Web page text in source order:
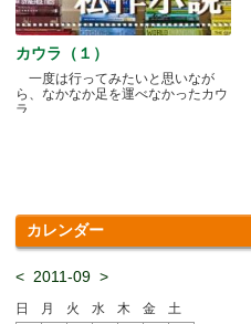
カウラ（１）
一度は行ってみたいと思いなが
ら、なかなか足を運べなかったカウ
ラ.....
カレンダー
< 2011-09 >
日 月 火 水 木 金
土